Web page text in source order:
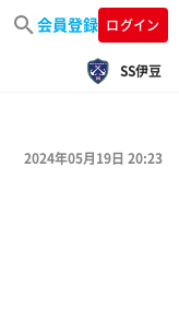
会員登録 ログイン
SS伊豆
2024年05月19日 20:23